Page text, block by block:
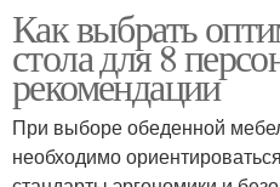
Как выбрать
стола для 8
рекомендации
При выборе обеденной
необходимо